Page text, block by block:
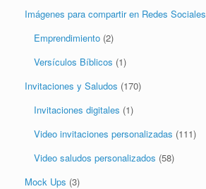
Imágenes para compartir en Redes Sociales
Emprendimiento (2)
Versículos Bíblicos (1)
Invitaciones y Saludos (170)
Invitaciones digitales (1)
Video invitaciones personalizadas (111)
Video saludos personalizados (58)
Mock Ups (3)